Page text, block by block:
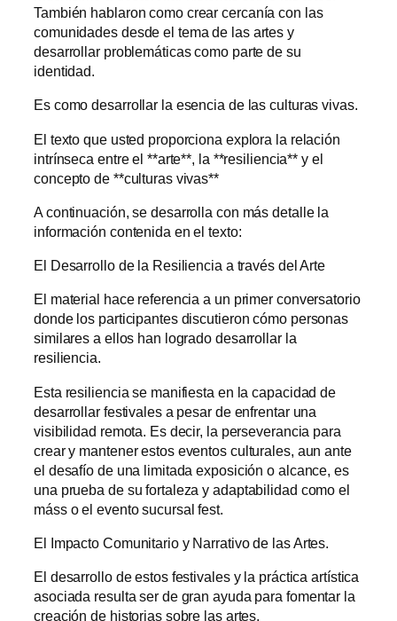
También hablaron como crear cercanía con las
comunidades desde el tema de las artes y
desarrollar problemáticas como parte de su
identidad.
Es como desarrollar la esencia de las culturas vivas.
El texto que usted proporciona explora la relación
intrínseca entre el **arte**, la **resiliencia** y el
concepto de **culturas vivas**
A continuación, se desarrolla con más detalle la
información contenida en el texto:
El Desarrollo de la Resiliencia a través del Arte
El material hace referencia a un primer conversatorio
donde los participantes discutieron cómo personas
similares a ellos han logrado desarrollar la
resiliencia.
Esta resiliencia se manifiesta en la capacidad de
desarrollar festivales a pesar de enfrentar una
visibilidad remota. Es decir, la perseverancia para
crear y mantener estos eventos culturales, aun ante
el desafío de una limitada exposición o alcance, es
una prueba de su fortaleza y adaptabilidad como el
máss o el evento sucursal fest.
El Impacto Comunitario y Narrativo de las Artes.
El desarrollo de estos festivales y la práctica artística
asociada resulta ser de gran ayuda para fomentar la
creación de historias sobre las artes.